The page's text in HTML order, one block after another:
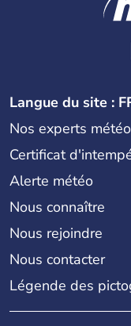
Langue du site :
Nos experts météo
Certificat
Alerte météo
Nous connaître
Nous rejoindre
Nous contacter
Légende des